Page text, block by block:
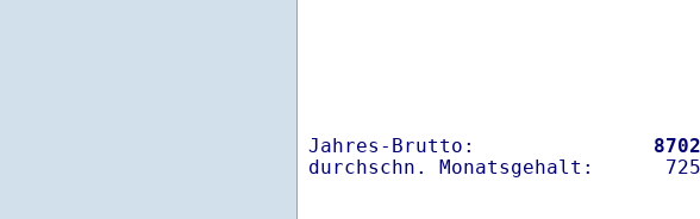
Jahres-Brutto: